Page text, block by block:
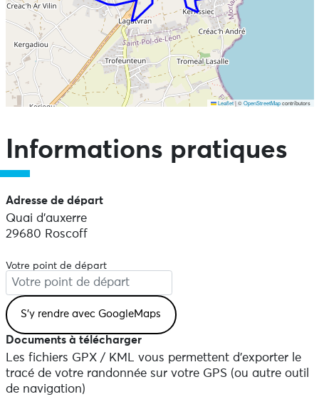
Leaflet |©OpenStreetMapcontributors
Informations pratiques
Adresse de départ
Quai d'auxerre
29680 Roscoff
Votre point de départ
Documents à télécharger
Les fichiers GPX / KML vous permettent d'exporter le
tracé de votre randonnée sur votre GPS (ou autre outil
de navigation)